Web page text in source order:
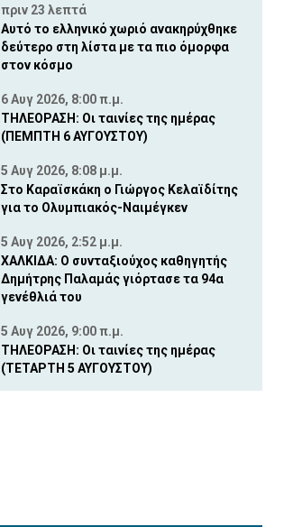
πριν 23 λεπτά
Αυτό το ελληνικό χωριό ανακηρύχθηκε
δεύτερο στη λίστα με τα πιο όμορφα
στον κόσμο
6 Αυγ 2026, 8:00 π.μ.
ΤΗΛΕΟΡΑΣΗ: Οι ταινίες της ημέρας
(ΠΕΜΠΤΗ 6 ΑΥΓΟΥΣΤΟΥ)
5 Αυγ 2026, 8:08 μ.μ.
Στο Καραϊσκάκη ο Γιώργος Κελαϊδίτης
για το Ολυμπιακός-Ναιμέγκεν
5 Αυγ 2026, 2:52 μ.μ.
ΧΑΛΚΙΔΑ: Ο συνταξιούχος καθηγητής
Δημήτρης Παλαμάς γιόρτασε τα 94α
γενέθλιά του
5 Αυγ 2026, 9:00 π.μ.
ΤΗΛΕΟΡΑΣΗ: Οι ταινίες της ημέρας
(ΤΕΤΑΡΤΗ 5 ΑΥΓΟΥΣΤΟΥ)